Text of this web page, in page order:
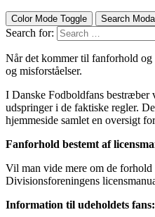
Color Mode Toggle Search
Search for:
Når det kommer til fanforhold og
og misforståelser.
I Danske Fodboldfans bestræber
udspringer i de faktiske regler.
hjemmeside samlet en oversigt
Fanforhold bestemt af
Vil man vide mere om de
Divisionsforeningens
Information til udeholdets fans: